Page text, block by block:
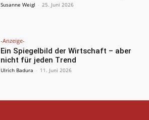
Susanne Weigl - 25. Juni 2026
-Anzeige-
Ein Spiegelbild der Wirtschaft – aber
nicht für jeden Trend
Ulrich Badura - 11. Juni 2026